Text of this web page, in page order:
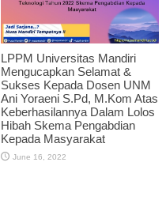
LPPM Universitas Mandiri
Mengucapkan Selamat &
Sukses Kepada Dosen UNM
Ani Yoraeni S.Pd, M.Kom Atas
Keberhasilannya Dalam Lolos
Hibah Skema Pengabdian
Kepada Masyarakat
June 16, 2022